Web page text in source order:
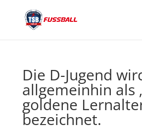
Die D-Jugend
allgemeinhin als
goldene
bezeichnet.